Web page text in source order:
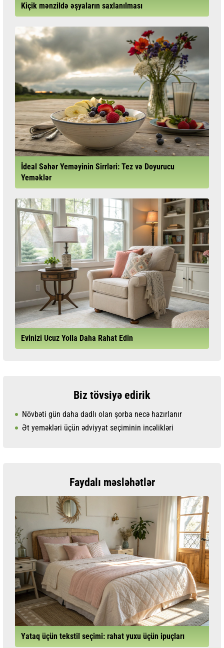
Kiçik mənzildə əşyaların saxlanılması
İdeal Səhər Yeməyinin Sirrləri: Tez və Doyurucu
Yeməklər
Evinizi Ucuz Yolla Daha Rahat Edin
Biz tövsiyə edirik
Növbəti gün daha dadlı olan şorba necə hazırlanır
Ət yeməkləri üçün ədviyyat seçiminin incəlikləri
Faydalı məsləhətlər
Yataq üçün tekstil seçimi: rahat yuxu üçün ipuçları